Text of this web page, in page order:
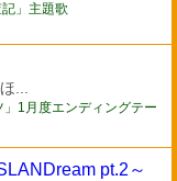
」主題歌
...
」1月度エンディングテー
pt.2～